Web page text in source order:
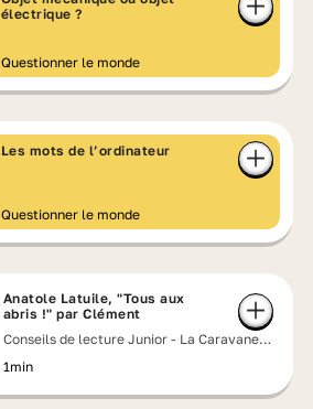
Anatole Latuile, "Tous aux
abris !" par Clément
Conseils de lecture Junior - La Caravane
1min
électrique ?
Questionner le monde
Les mots de l’ordinateur
Questionner le monde